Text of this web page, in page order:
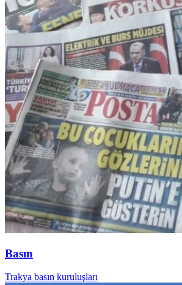
Basın
Trakya basın kuruluşları